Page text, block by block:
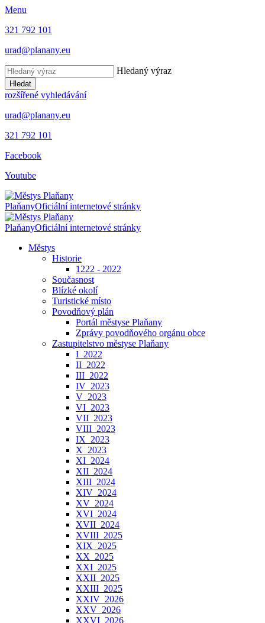
Menu
321 792 101
urad@planany.eu
Hledaný výraz
Hledat
rozšířené vyhledávání
urad@planany.eu
321 792 101
Facebook
Youtube
PlaňanyOficiální internetové stránky
PlaňanyOficiální internetové stránky
Městys
Historie
1222 - 2022
Současnost
Blízké okolí
Turistické místo
Povodňový plán
Portál městyse Plaňany
Zprávy povodňového orgánu obce
Zastupitelstvo městyse Plaňany
I_2022
II_2022
III_2022
IV_2023
V_2023
VI_2023
VII_2023
VIII_2023
IX_2023
X_2023
XI_2024
XII_2024
XIII_2024
XIV_2024
XV_2024
XVI_2024
XVII_2024
XVIII_2025
XIX_2025
XX_2025
XXI_2025
XXII_2025
XXIII_2025
XXIV_2026
XXV_2026
XXVI_2026